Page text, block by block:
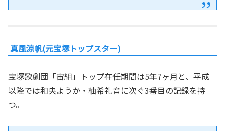
真風涼帆(元宝塚トップスター)
宝塚歌劇団「宙組」トップ在任期間は5年7ヶ月と、平成
以降では和央ようか・柚希礼音に次ぐ3番目の記録を持
つ。